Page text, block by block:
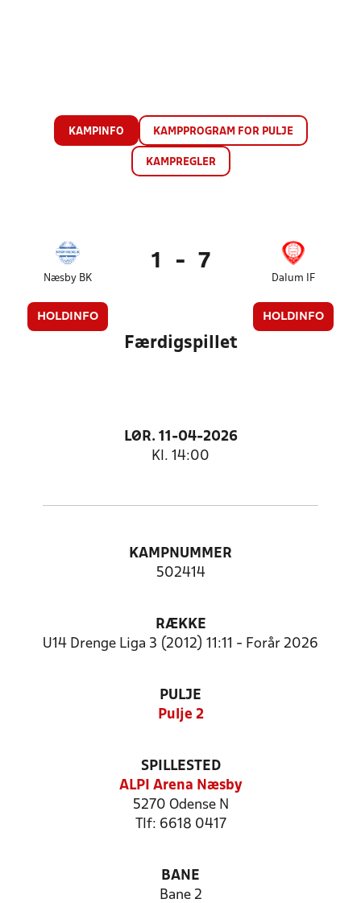
KAMPINFO KAMPPROGRAM FOR PULJE
KAMPREGLER
Næsby BK
HOLDINFO
1 - 7
Dalum IF
HOLDINFO
Færdigspillet
LØR. 11-04-2026
Kl. 14:00
KAMPNUMMER
502414
RÆKKE
U14 Drenge Liga 3 (2012) 11:11 - Forår 2026
PULJE
Pulje 2
SPILLESTED
ALPI Arena Næsby
5270 Odense N
Tlf: 6618 0417
BANE
Bane 2